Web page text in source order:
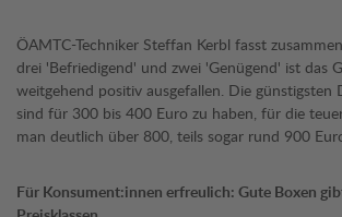
ÖAMTC-Techniker Steffan Kerbl fasst
drei 'Befriedigend' und zwei 'Genügend' ist das
weitgehend positiv ausgefallen. Die günstigsten
sind für 300 bis 400 Euro zu haben, für die
man deutlich über 800, teils sogar rund 900
Für Konsument:innen erfreulich: Gute Boxen